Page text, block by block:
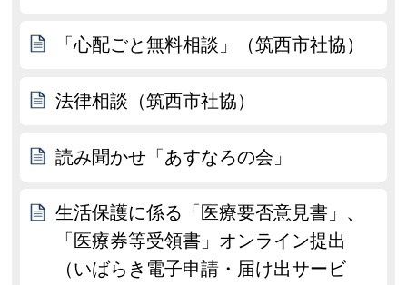
「心配ごと無料相談」（筑西市社協）
法律相談（筑西市社協）
読み聞かせ「あすなろの会」
生活保護に係る「医療要否意見書」、
「医療券等受領書」オンライン提出
（いばらき電子申請・届け出サービ